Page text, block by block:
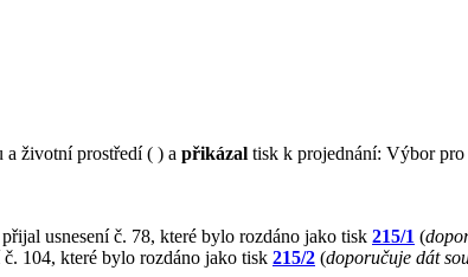
životní prostředí ( ) a přikázal tisk k projednání: Výbor pro
usnesení č. 78, které bylo rozdáno jako tisk 215/1 (
104, které bylo rozdáno jako tisk 215/2 (doporučuje dát